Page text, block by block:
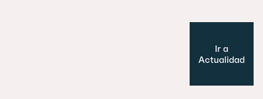
Ir a
Actualidad